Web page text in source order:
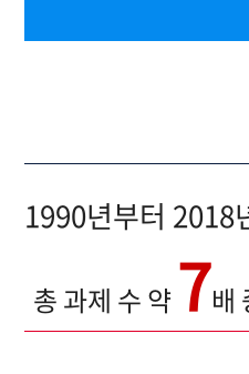
1990년부터 2018
총 과제 수 약7배